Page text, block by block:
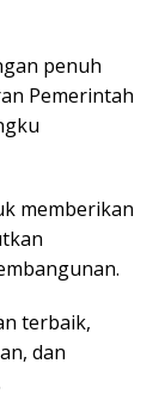
penuh
Pemerintah
memberikan
terbaik,
dan